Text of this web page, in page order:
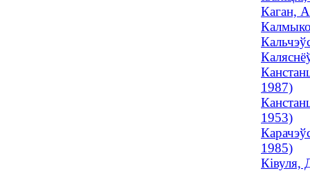
Каган,
1987)
1953)
1985)
Ківуля,